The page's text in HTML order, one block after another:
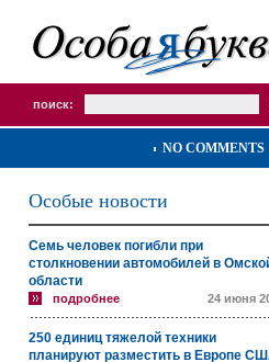
поиск:
NO COMMENTS
Особые новости
Семь человек погибли при
столкновении автомобилей в
области
подробнее 24 июня
250 единиц тяжелой техники
планируют разместить в Европе